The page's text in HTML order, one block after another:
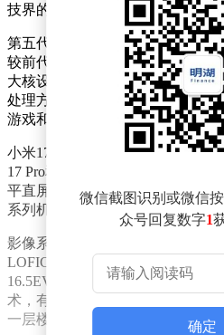
技界的广泛关注，新平台在性能
第五代骁龙8至尊版移动平台采用
较前代降低10%。其核心架构升
大核设计，主频高达4.6GHz，创
处理方面，全新桌面级架构使独
游戏和多任务处理提供更强支持。
小米17系列将于9月25日晚7点正
17 Pro和小米17 Pro Max三款机
平直屏设计，搭配1.18mm超窄边
系列机型还创新性地引入妙享背
影像系统是本次升级的重点之一
LOFIC技术和光影猎人950L影像
16.5EV，逆光抓拍能力显著提升
术，有效解决了鬼影、发雾和炫
一层楼。
微信截图识别或微信
众号回复数字1
确定